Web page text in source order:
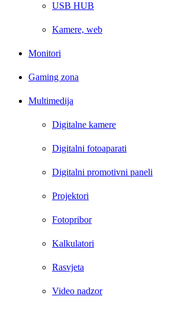
USB HUB
Kamere, web
Monitori
Gaming zona
Multimedija
Digitalne kamere
Digitalni fotoaparati
Digitalni promotivni paneli
Projektori
Fotopribor
Kalkulatori
Rasvjeta
Video nadzor